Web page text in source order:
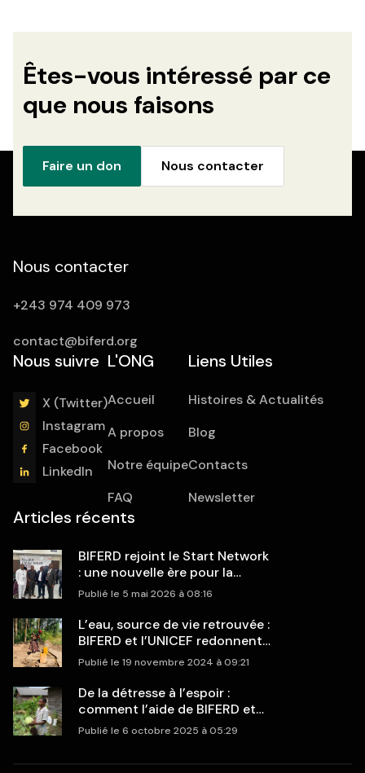
Êtes-vous intéressé par ce
que nous faisons
Faire un don Nous contacter
Nous contacter
+243 974 409 973
contact@biferd.org
Nous suivre
X (Twitter)
Instagram
Facebook
LinkedIn
L'ONG
Accueil
A propos
Notre équipe
FAQ
Liens Utiles
Histoires & Actualités
Blog
Contacts
Newsletter
Articles récents
BIFERD rejoint le Start Network
: une nouvelle ère pour la
réponse humanitaire en RDC
Publié le 5 mai 2026 à 08:16
L’eau, source de vie retrouvée :
BIFERD et l’UNICEF redonnent
espoir aux communautés de
Publié le 19 novembre 2024 à 09:21
De la détresse à l’espoir :
comment l’aide de BIFERD et
Islamic Relief a sauvé des
Publié le 6 octobre 2025 à 05:29